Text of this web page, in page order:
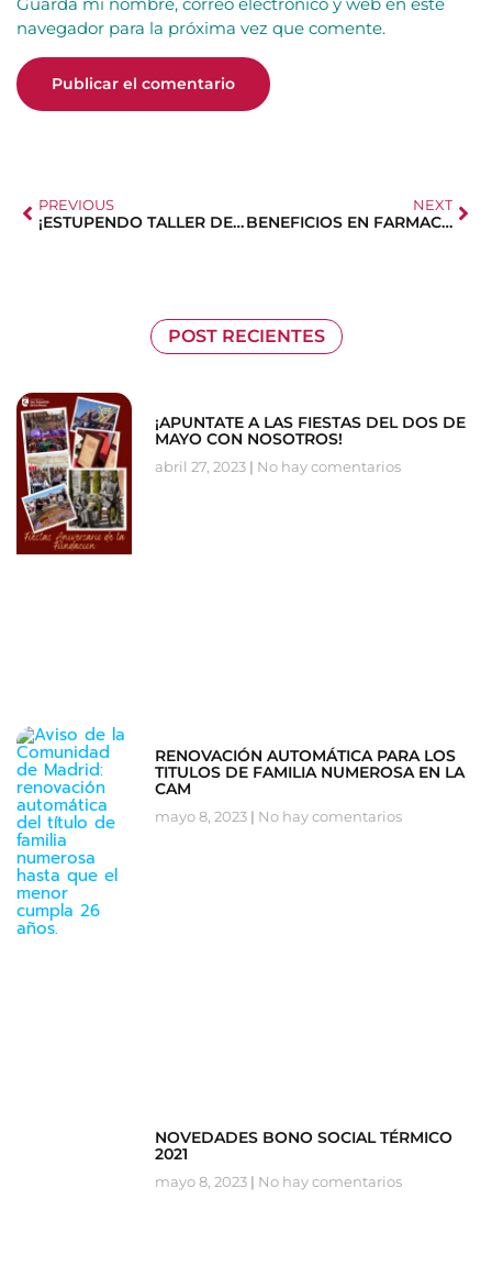
navegador para la próxima vez que comente.
PREVIOUS
¡ESTUPENDO TALLER DE MÚSICA EN FAMILIA!
NEXT
BENEFICIOS EN FARMACIAS Y PROMO BEBÉ
POST RECIENTES
¡APUNTATE A LAS FIESTAS DEL DOS DE
MAYO CON NOSOTROS!
abril 27, 2023 No hay comentarios
RENOVACIÓN AUTOMÁTICA PARA LOS
TITULOS DE FAMILIA NUMEROSA EN LA
CAM
mayo 8, 2023 No hay comentarios
NOVEDADES BONO SOCIAL TÉRMICO
2021
mayo 8, 2023 No hay comentarios